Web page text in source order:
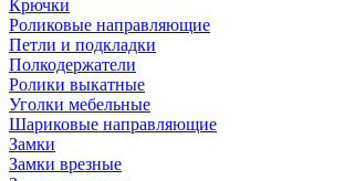
Крючки
Роликовые направляющие
Петли и подкладки
Полкодержатели
Ролики выкатные
Уголки мебельные
Шариковые направляющие
Замки
Замки врезные